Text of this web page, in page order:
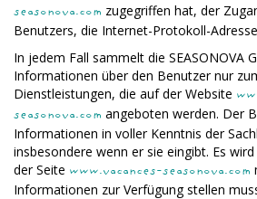
seasonova.com zugegriffen hat, der
Benutzers, die Internet-Protokoll-
In jedem Fall sammelt die SEASONOVA
Informationen über den Benutzer nur
Dienstleistungen, die auf der Website
seasonova.com angeboten werden. Der
Informationen in voller Kenntnis der
insbesondere wenn er sie eingibt. Es
der Seite www.vacances-seasonova.com
Informationen zur Verfügung stellen